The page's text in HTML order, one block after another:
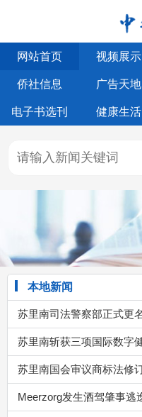
网站首页 视频展示
侨社信息 广告天地
电子书选刊 健康生活
本地新闻